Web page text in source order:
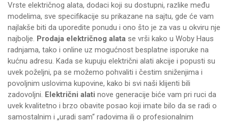
Vrste električnog alata, dodaci koji su dostupni, razlike među
modelima, sve specifikacije su prikazane na sajtu, gde će vam
najlakše biti da uporedite ponudu i ono što je za vas u okviru nje
najbolje. Prodaja električnog alata se vrši kako u Woby Haus
radnjama, tako i online uz mogućnost besplatne isporuke na
kućnu adresu. Kada se kupuju električni alati akcije i popusti su
uvek poželjni, pa se možemo pohvaliti i čestim sniženjima i
povoljnim uslovima kupovine, kako bi svi naši klijenti bili
zadovoljni. Električni alati nove generacije biće vam pri ruci da
uvek kvalitetno i brzo obavite posao koji imate bilo da se radi o
samostalnim i „uradi sam“ radovima ili o profesionalnim